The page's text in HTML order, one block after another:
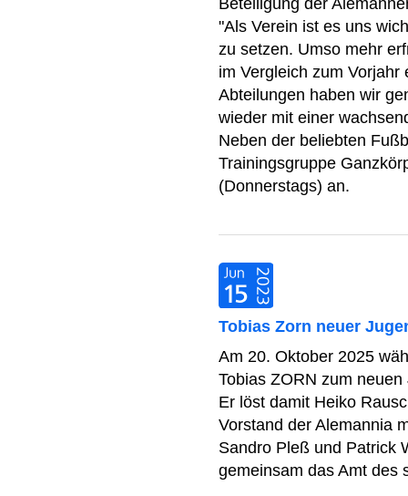
Beteiligung der
"Als Verein ist es uns
zu setzen. Umso mehr
im Vergleich zum
Abteilungen haben wir
wieder mit einer
Neben der beliebten
Trainingsgruppe
(Donnerstags) an.
Tobias Zorn neuer
Am 20. Oktober 2025
Tobias ZORN zum neuen
Er löst damit Heiko
Vorstand der Alemannia
Sandro Pleß und Patrick
gemeinsam das Amt des